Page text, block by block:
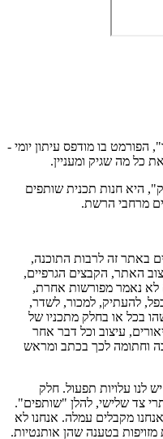
הפורמט בו מודפס עיתון יומי -
כל מה שגיק ומעניין.
היא חנות תכנית שותפים
באתר זה לרבות התוכנה,
האתר, הקבצים הגרפיים,
לא נאמר מפורשות אחרת,
להעתיק, למכור, לשדר,
בכל או בחלק מתכניו של
עיצוב וכל דבר אחר
וחתומה לכך בכתב ומראש
לנו עלויות תפעול. חלק
צד שלישי, להלן "שותפים".
מקבלים עמלה. אנחנו לא
בטענה שהן אותנטיות.